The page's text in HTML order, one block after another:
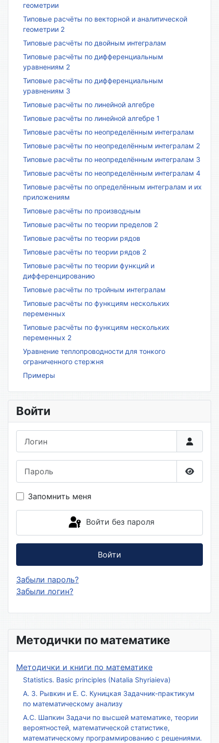
Методички по математике
Методички и книги по математике
Statistics. Basic principles (Natalia Shyriaieva)
А. З. Рывкин и Е. С. Куницкая Задачник-практикум
по математическому анализу
А.С. Шапкин Задачи по высшей математике, теории
вероятностей, математической статистике,
математическому программированию с решениями.
геометрии
Типовые расчёты по векторной и аналитической
геометрии 2
Типовые расчёты по двойным интегралам
Типовые расчёты по дифференциальным
уравнениям 2
Типовые расчёты по дифференциальным
уравнениям 3
Типовые расчёты по линейной алгебре
Типовые расчёты по линейной алгебре 1
Типовые расчёты по неопределённым интегралам
Типовые расчёты по неопределённым интегралам 2
Типовые расчёты по неопределённым интегралам 3
Типовые расчёты по неопределённым интегралам 4
Типовые расчёты по определённым интегралам и их
приложениям
Типовые расчёты по производным
Типовые расчёты по теории пределов 2
Типовые расчёты по теории рядов
Типовые расчёты по теории рядов 2
Типовые расчёты по теории функций и
дифференцированию
Типовые расчёты по тройным интегралам
Типовые расчёты по функциям нескольких
переменных
Типовые расчёты по функциям нескольких
переменных 2
Уравнение теплопроводности для тонкого
ограниченного стержня
Примеры
Войти
Запомнить меня
Войти без пароля
Войти
Забыли пароль?
Забыли логин?